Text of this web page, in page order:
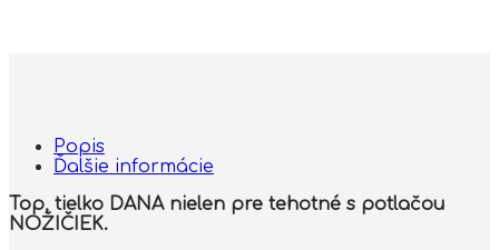
Popis
Ďalšie informácie
Top, tielko DANA nielen pre tehotné s potlačou
NOŽIČIEK.